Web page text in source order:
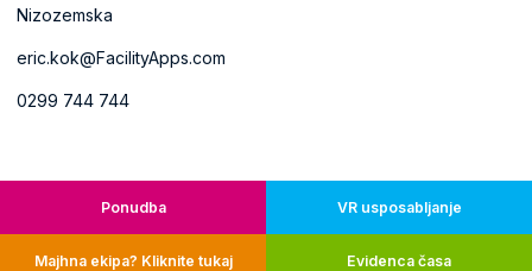
Nizozemska
eric.kok@FacilityApps.com
0299 744 744
Ponudba VR usposabljanje
Majhna ekipa? Kliknite tukaj Evidenca časa